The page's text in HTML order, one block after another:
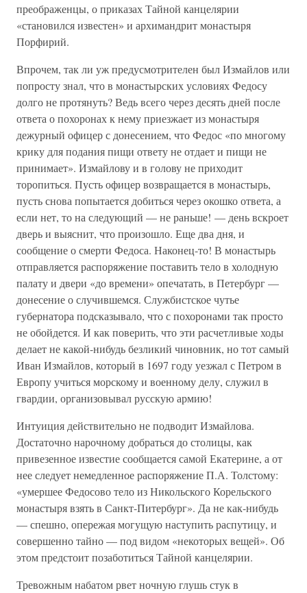
преображенцы, о приказах Тайной канцелярии
«становился известен» и архимандрит монастыря
Порфирий.
Впрочем, так ли уж предусмотрителен был Измайлов или
попросту знал, что в монастырских условиях Федосу
долго не протянуть? Ведь всего через десять дней после
ответа о похоронах к нему приезжает из монастыря
дежурный офицер с донесением, что Федос «по многому
крику для подания пищи ответу не отдает и пищи не
принимает». Измайлову и в голову не приходит
торопиться. Пусть офицер возвращается в монастырь,
пусть снова попытается добиться через окошко ответа, а
если нет, то на следующий — не раньше! — день вскроет
дверь и выяснит, что произошло. Еще два дня, и
сообщение о смерти Федоса. Наконец-то! В монастырь
отправляется распоряжение поставить тело в холодную
палату и двери «до времени» опечатать, в Петербург —
донесение о случившемся. Службистское чутье
губернатора подсказывало, что с похоронами так просто
не обойдется. И как поверить, что эти расчетливые ходы
делает не какой-нибудь безликий чиновник, но тот самый
Иван Измайлов, который в 1697 году уезжал с Петром в
Европу учиться морскому и военному делу, служил в
гвардии, организовывал русскую армию!
Интуиция действительно не подводит Измайлова.
Достаточно нарочному добраться до столицы, как
привезенное известие сообщается самой Екатерине, а от
нее следует немедленное распоряжение П.А. Толстому:
«умершее Федосово тело из Никольского Корельского
монастыря взять в Санкт-Питербург». Да не как-нибудь
— спешно, опережая могущую наступить распутицу, и
совершенно тайно — под видом «некоторых вещей». Об
этом предстоит позаботиться Тайной канцелярии.
Тревожным набатом рвет ночную глушь стук в